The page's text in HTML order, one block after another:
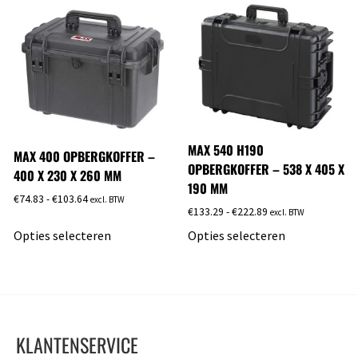
MAX 400 OPBERGKOFFER –
400 X 230 X 260 MM
€74.83 -€103.64 excl. BTW
Opties selecteren
MAX 540 H190
OPBERGKOFFER – 538 X 405 X
190 MM
€133.29 -€222.89 excl. BTW
Opties selecteren
KLANTENSERVICE